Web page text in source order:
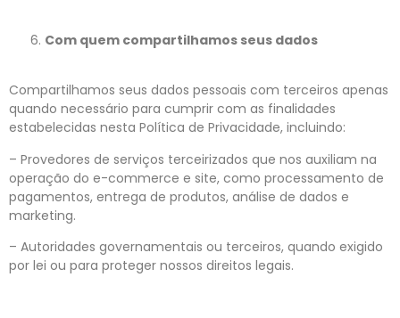
Com quem compartilhamos seus dados
Compartilhamos seus dados pessoais com terceiros apenas
quando necessário para cumprir com as finalidades
estabelecidas nesta Política de Privacidade, incluindo:
– Provedores de serviços terceirizados que nos auxiliam na
operação do e-commerce e site, como processamento de
pagamentos, entrega de produtos, análise de dados e
marketing.
– Autoridades governamentais ou terceiros, quando exigido
por lei ou para proteger nossos direitos legais.